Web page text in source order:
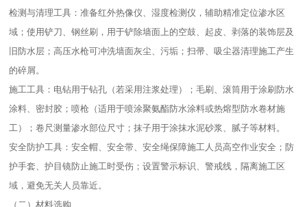
检测与清理工具：准备红外热像仪、湿度检测仪，辅助精准定位渗水区
域；使用铲刀、钢丝刷，用于铲除墙面上的空鼓、起皮、剥落的装饰层及
旧防水层；高压水枪可冲洗墙面灰尘、污垢；扫帚、吸尘器清理施工产生
的碎屑。​
施工工具：电钻用于钻孔（若采用注浆处理）；毛刷、滚筒用于涂刷防水
涂料、密封胶；喷枪（适用于喷涂聚氨酯防水涂料或热熔型防水卷材施
工）；卷尺测量渗水部位尺寸；抹子用于涂抹水泥砂浆、腻子等材料。​
安全防护工具：安全帽、安全带、安全绳保障施工人员高空作业安全；防
护手套、护目镜防止施工时受伤；设置警示标识、警戒线，隔离施工区
域，避免无关人员靠近。​
（二）材料选购​